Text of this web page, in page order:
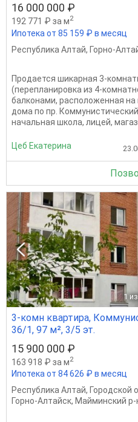
16 000 000 ₽
192 771 ₽ за м2
Ипотека от 85 159 ₽ в месяц
Республика Алтай, Горно-
Продается шикарная 3-
(перепланировка из 4-
балконами, расположенная
дома по пр.
начальная школа, лицей,
Цеб Екатерина
1
3-комн квартира,
36/1, 97 м², 3/5 эт.
15 900 000 ₽
163 918 ₽ за м2
Ипотека от 84 626 ₽ в месяц
Республика Алтай, Городской
Горно-Алтайск, Майминский р-